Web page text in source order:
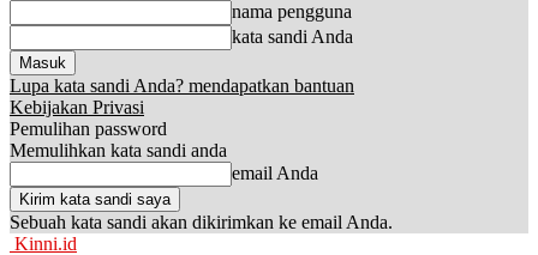
nama pengguna
kata sandi Anda
Lupa kata sandi Anda? mendapatkan bantuan
Kebijakan Privasi
Pemulihan password
Memulihkan kata sandi anda
email Anda
Sebuah kata sandi akan dikirimkan ke email Anda.
Kinni.id